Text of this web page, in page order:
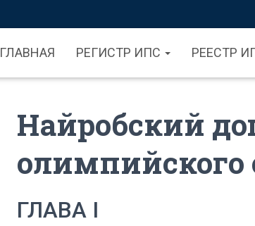
ГЛАВНАЯ РЕГИСТР ИПС РЕЕСТР
Найробский
олимпийского
ГЛАВА I